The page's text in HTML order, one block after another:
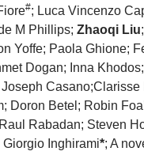
#; Luca Vincenzo
M Phillips; Zhaoqi Liu
Yoffe; Paola Ghione;
Dogan; Inna
Casano;Clarisse
Doron Betel; Robin
Rabadan; Steven
Inghirami*; A